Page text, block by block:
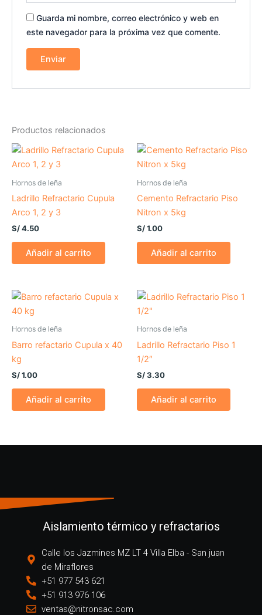
Guarda mi nombre, correo electrónico y web en
este navegador para la próxima vez que comente.
Productos relacionados
Hornos de leña
Ladrillo Refractario Cupula
Arco 1, 2 y 3
S/4.50
Añadir al carrito
Hornos de leña
Cemento Refractario Piso
Nitron x 5kg
S/1.00
Añadir al carrito
Hornos de leña
Barro refactario Cupula x 40
kg
S/1.00
Añadir al carrito
Hornos de leña
Ladrillo Refractario Piso 1
1/2″
S/3.30
Añadir al carrito
Aislamiento térmico y refractarios
Calle los Jazmines MZ LT 4 Villa Elba - San juan
de Miraflores
+51 977 543 621
+51 913 976 106
ventas@nitronsac.com